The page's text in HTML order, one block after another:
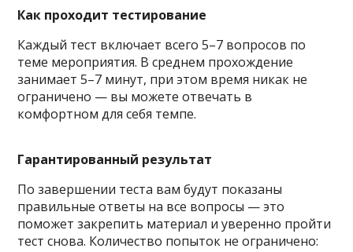
Как проходит тестирование
Каждый тест включает всего 5–7 вопросов по
теме мероприятия. В среднем прохождение
занимает 5–7 минут, при этом время никак не
ограничено — вы можете отвечать в
комфортном для себя темпе.
Гарантированный результат
По завершении теста вам будут показаны
правильные ответы на все вопросы — это
поможет закрепить материал и уверенно пройти
тест снова. Количество попыток не ограничено: